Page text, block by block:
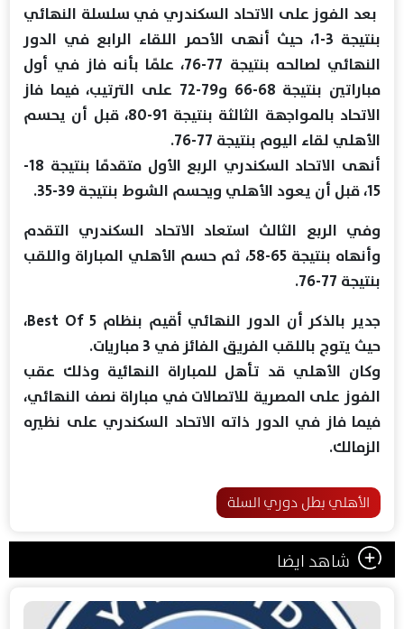
بعد الفوز على الاتحاد السكندري في سلسلة النهائي
بنتيجة 3-1، حيث أنهى الأحمر اللقاء الرابع في الدور
النهائي لصالحه بنتيجة 77-76، علمًا بأنه فاز في أول
مباراتين بنتيجة 68-66 و79-72 على الترتيب، فيما فاز
الاتحاد بالمواجهة الثالثة بنتيجة 91-80، قبل أن يحسم
الأهلي لقاء اليوم بنتيجة 77-76.
أنهى الاتحاد السكندري الربع الأول متقدمًا بنتيجة 18-
15، قبل أن يعود الأهلي ويحسم الشوط بنتيجة 39-35.
وفي الربع الثالث استعاد الاتحاد السكندري التقدم
وأنهاه بنتيجة 65-58، ثم حسم الأهلي المباراة واللقب
بنتيجة 77-76.
جدير بالذكر أن الدور النهائي أقيم بنظام Best Of 5،
حيث يتوج باللقب الفريق الفائز في 3 مباريات.
وكان الأهلي قد تأهل للمباراة النهائية وذلك عقب
الفوز على المصرية للاتصالات في مباراة نصف النهائي،
فيما فاز في الدور ذاته الاتحاد السكندري على نظيره
الزمالك.
الأهلي بطل دوري السلة
شاهد ايضا